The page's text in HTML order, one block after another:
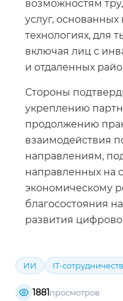
возможностям
услуг,
технологиях, для
включая лиц с
и отдаленных
Стороны
укреплению
продолжению
взаимодействия
направлениям,
направленных на
экономическому
благосостояния
развития
ИИ IT-
1881просмотров